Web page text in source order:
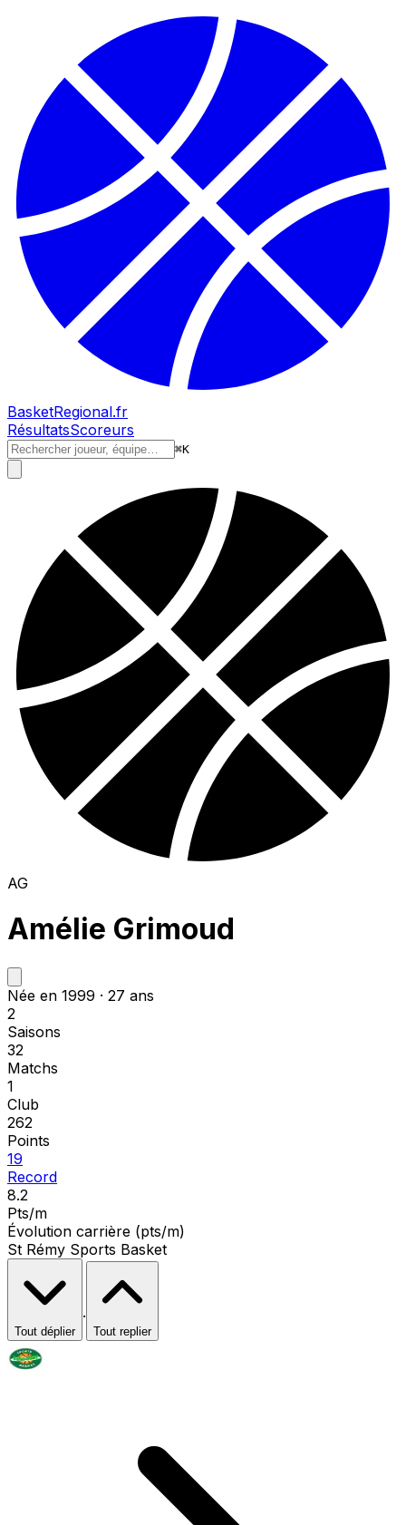
BasketRegional.fr
RésultatsScoreurs
⌘K
AG
Amélie Grimoud
Née en 1999 · 27 ans
2
Saisons
32
Matchs
1
Club
262
Points
19
Record
8.2
Pts/m
Évolution carrière (pts/m)
St Rémy Sports Basket
Tout déplier
·
Tout replier